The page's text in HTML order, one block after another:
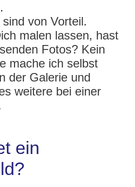
von Vorteil.
malen lassen, hast
Fotos? Kein
mache ich selbst
der Galerie und
weitere bei einer
ein